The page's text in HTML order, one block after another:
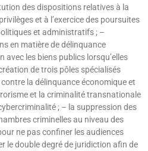
des dispositions relatives à la
et à l’exercice des poursuites
et administratifs ; –
en matière de délinquance
avec les biens publics lorsqu’elles
de trois pôles spécialisés
la délinquance économique et
et la criminalité transnationale
; – la suppression des
criminelles au niveau des
ne pas confiner les audiences
le double degré de juridiction afin de